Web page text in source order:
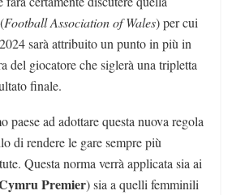
(Football Association of Wales) per cui
sarà attribuito un punto in più in
del giocatore che siglerà una tripletta
finale.
paese ad adottare questa nuova regola
di rendere le gare sempre più
Questa norma verrà applicata sia ai
Premier) sia a quelli femminili